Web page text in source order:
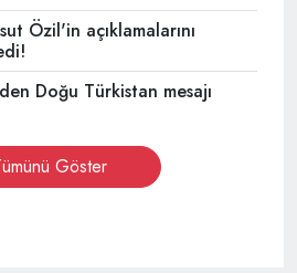
Özil'in açıklamalarını
Doğu Türkistan mesajı
Göster